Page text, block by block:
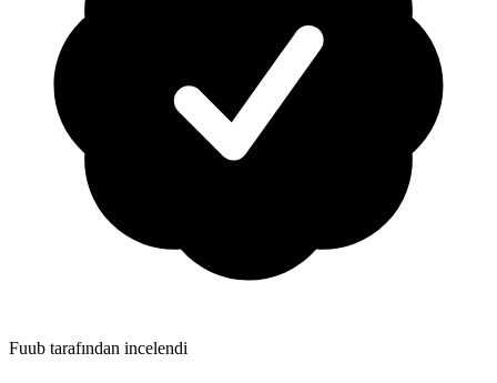
Fuub tarafından incelendi